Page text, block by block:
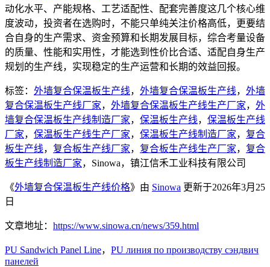
动化水平、产能规格、工艺适配性、配套完善度这几个核心维
度波动，投资者在选购时，不能只单纯关注价格高低，更要结
合自身的生产需求、资金预算和长期发展目标，综合考量设备
的质量、性能和实用性，才能选到性价比合适、适配自身生产
规划的生产线，实现稳定的生产运营和长期的效益回报。
标签： 外墙复合保温板生产线， 外墙复合保温板生产线， 外墙
复合保温板生产线厂家， 外墙复合保温板生产线生产厂家， 外
墙复合保温板生产线制造厂家， 保温板生产线， 保温板生产线
厂家， 保温板生产线生产厂家， 保温板生产线制造厂家， 复合
板生产线， 复合板生产线厂家， 复合板生产线生产厂家， 复合
板生产线制造厂家，Sinowa，镇江信禾工业科技有限公司
《外墙复合保温板生产线价格》由 Sinowa 更新于2026年3月25
日
文章地址： https://www.sinowa.cn/news/359.html
PU Sandwich Panel Line， PU линия по производству сэндвич
панелей